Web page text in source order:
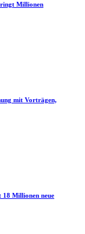
Millionen
mit Vorträgen,
18 Millionen neue